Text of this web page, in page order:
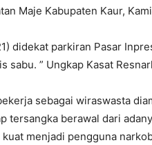
Maje Kabupaten Kaur,
didekat parkiran Pasar
sabu. ” Ungkap Kasat
sebagai wiraswasta
tersangka berawal dari
menjadi pengguna